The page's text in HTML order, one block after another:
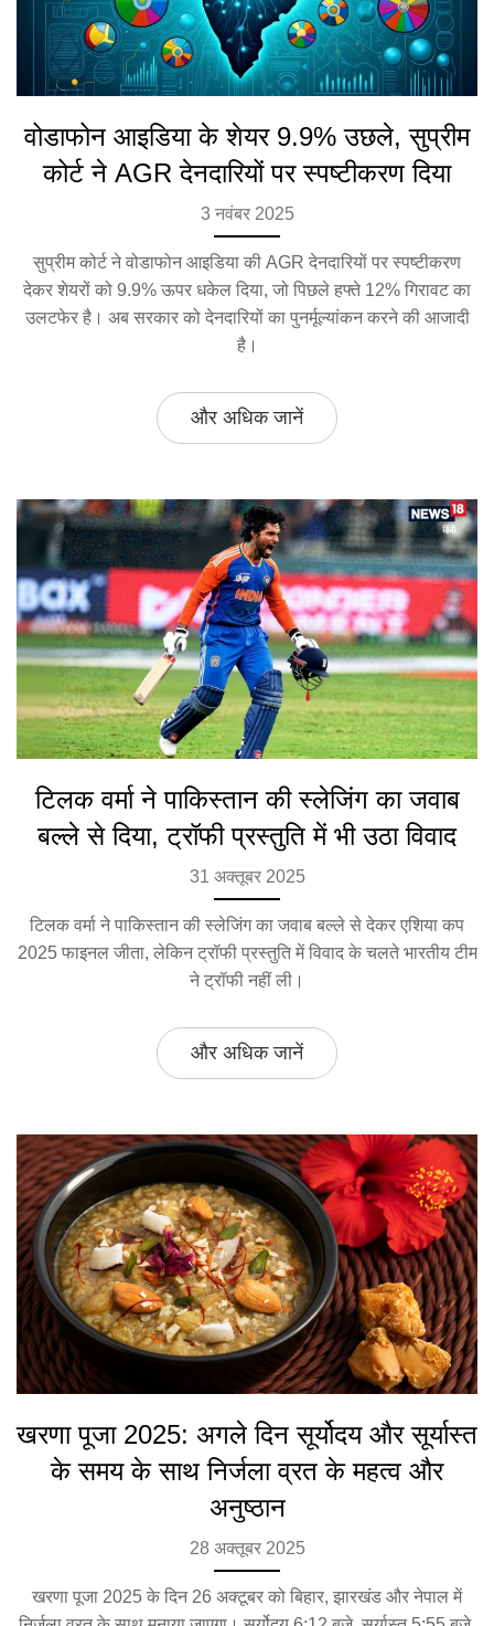
वोडाफोन आइडिया के शेयर 9.9% उछले, सुप्रीम
कोर्ट ने AGR देनदारियों पर स्पष्टीकरण दिया
3 नवंबर 2025
सुप्रीम कोर्ट ने वोडाफोन आइडिया की AGR देनदारियों पर स्पष्टीकरण
देकर शेयरों को 9.9% ऊपर धकेल दिया, जो पिछले हफ्ते 12% गिरावट का
उलटफेर है। अब सरकार को देनदारियों का पुनर्मूल्यांकन करने की आजादी
है।
और अधिक जानें
टिलक वर्मा ने पाकिस्तान की स्लेजिंग का जवाब
बल्ले से दिया, ट्रॉफी प्रस्तुति में भी उठा विवाद
31 अक्तूबर 2025
टिलक वर्मा ने पाकिस्तान की स्लेजिंग का जवाब बल्ले से देकर एशिया कप
2025 फाइनल जीता, लेकिन ट्रॉफी प्रस्तुति में विवाद के चलते भारतीय टीम
ने ट्रॉफी नहीं ली।
और अधिक जानें
खरणा पूजा 2025: अगले दिन सूर्योदय और सूर्यास्त
के समय के साथ निर्जला व्रत के महत्व और
अनुष्ठान
28 अक्तूबर 2025
खरणा पूजा 2025 के दिन 26 अक्टूबर को बिहार, झारखंड और नेपाल में